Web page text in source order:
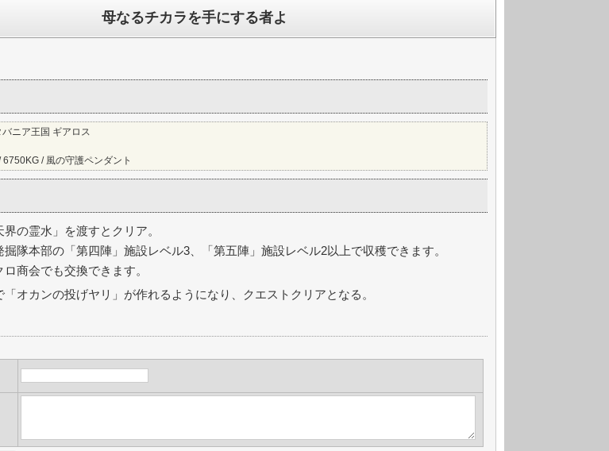
母なるチカラを手にする者よ
ニア王国 ギアロス
/ 風の守護ペンダント
の霊水」を渡すとクリア。
掘隊本部の「第四陣」施設レベル3、「第五陣」施設レベル2以上で収穫できます。
商会でも交換できます。
「オカンの投げヤリ」が作れるようになり、クエストクリアとなる。